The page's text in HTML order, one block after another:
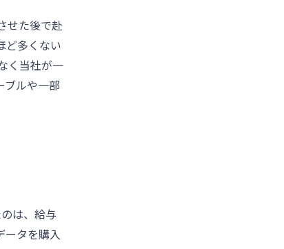
せた後で赴
ど多くない
く当社が一
ブルや一部
は、給与
ータを購入